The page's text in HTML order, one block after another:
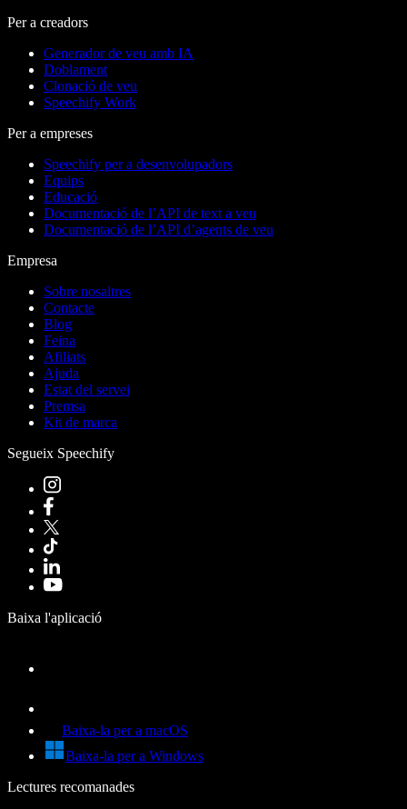
Per a creadors
Generador de veu amb IA
Doblament
Clonació de veu
Speechify Work
Per a empreses
Speechify per a desenvolupadors
Equips
Educació
Documentació de l’API de text a veu
Documentació de l’API d’agents de veu
Empresa
Sobre nosaltres
Contacte
Blog
Feina
Afiliats
Ajuda
Estat del servei
Premsa
Kit de marca
Segueix Speechify
Baixa l'aplicació
Baixa-la per a macOS
Baixa-la per a Windows
Lectures recomanades